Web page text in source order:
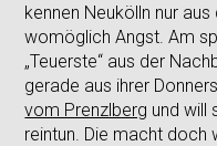
kennen Neukölln nur
womöglich Angst. Am
„Teuerste“ aus der
gerade aus ihrer
vom Prenzlberg und will
reintun. Die macht doch